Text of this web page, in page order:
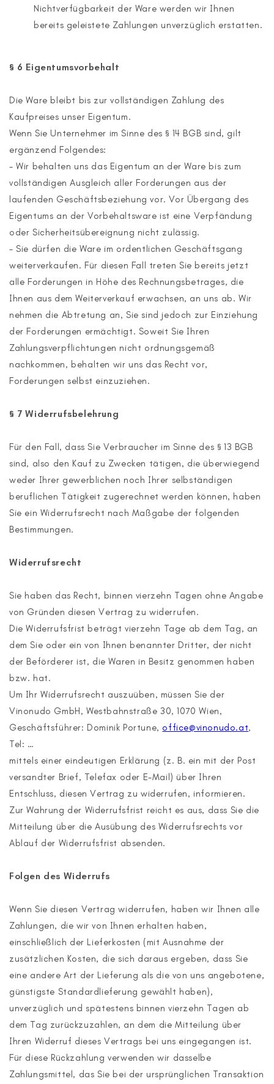
Nichtverfügbarkeit der Ware werden wir Ihnen
bereits geleistete Zahlungen unverzüglich erstatten.
§ 6 Eigentumsvorbehalt
Die Ware bleibt bis zur vollständigen Zahlung des
Kaufpreises unser Eigentum.
Wenn Sie Unternehmer im Sinne des § 14 BGB sind, gilt
ergänzend Folgendes:
- Wir behalten uns das Eigentum an der Ware bis zum
vollständigen Ausgleich aller Forderungen aus der
laufenden Geschäftsbeziehung vor. Vor Übergang des
Eigentums an der Vorbehaltsware ist eine Verpfändung
oder Sicherheitsübereignung nicht zulässig.
- Sie dürfen die Ware im ordentlichen Geschäftsgang
weiterverkaufen. Für diesen Fall treten Sie bereits jetzt
alle Forderungen in Höhe des Rechnungsbetrages, die
Ihnen aus dem Weiterverkauf erwachsen, an uns ab. Wir
nehmen die Abtretung an, Sie sind jedoch zur Einziehung
der Forderungen ermächtigt. Soweit Sie Ihren
Zahlungsverpflichtungen nicht ordnungsgemäß
nachkommen, behalten wir uns das Recht vor,
Forderungen selbst einzuziehen.
§ 7 Widerrufsbelehrung
Für den Fall, dass Sie Verbraucher im Sinne des § 13 BGB
sind, also den Kauf zu Zwecken tätigen, die überwiegend
weder Ihrer gewerblichen noch Ihrer selbständigen
beruflichen Tätigkeit zugerechnet werden können, haben
Sie ein Widerrufsrecht nach Maßgabe der folgenden
Bestimmungen.
Widerrufsrecht
Sie haben das Recht, binnen vierzehn Tagen ohne Angabe
von Gründen diesen Vertrag zu widerrufen.
Die Widerrufsfrist beträgt vierzehn Tage ab dem Tag, an
dem Sie oder ein von Ihnen benannter Dritter, der nicht
der Beförderer ist, die Waren in Besitz genommen haben
bzw. hat.
Um Ihr Widerrufsrecht auszuüben, müssen Sie der
Vinonudo GmbH, Westbahnstraße 30, 1070 Wien,
Geschäftsführer: Dominik Portune, office@vinonudo.at,
Tel: …
mittels einer eindeutigen Erklärung (z. B. ein mit der Post
versandter Brief, Telefax oder E-Mail) über Ihren
Entschluss, diesen Vertrag zu widerrufen, informieren.
Zur Wahrung der Widerrufsfrist reicht es aus, dass Sie die
Mitteilung über die Ausübung des Widerrufsrechts vor
Ablauf der Widerrufsfrist absenden.
Folgen des Widerrufs
Wenn Sie diesen Vertrag widerrufen, haben wir Ihnen alle
Zahlungen, die wir von Ihnen erhalten haben,
einschließlich der Lieferkosten (mit Ausnahme der
zusätzlichen Kosten, die sich daraus ergeben, dass Sie
eine andere Art der Lieferung als die von uns angebotene,
günstigste Standardlieferung gewählt haben),
unverzüglich und spätestens binnen vierzehn Tagen ab
dem Tag zurückzuzahlen, an dem die Mitteilung über
Ihren Widerruf dieses Vertrags bei uns eingegangen ist.
Für diese Rückzahlung verwenden wir dasselbe
Zahlungsmittel, das Sie bei der ursprünglichen Transaktion